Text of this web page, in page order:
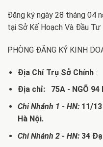
Đăng ký ngày 28 tháng 04
tại Sở Kế Hoạch Và Đầu Tư
PHÒNG ĐĂNG KÝ KINH
Địa Chỉ Trụ Sở Chính:
Địa chỉ: 75A - NGÕ 94
Chi Nhánh 1 - HN:11/13
Hà Nội.
Chi Nhánh 2 - HN:34